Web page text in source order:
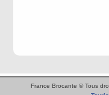
France Brocante © Tous